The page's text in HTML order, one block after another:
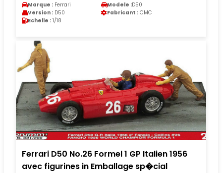
Marque : Ferrari Modele :D50
Version : D50 Fabricant : CMC
Echelle : 1/18
Ferrari D50 No.26 Formel 1 GP Italien 1956
avec figurines in Emballage sp�cial